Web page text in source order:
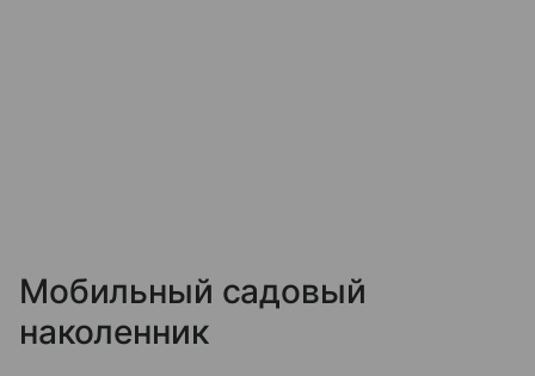
Мобильный садовый
наколенник